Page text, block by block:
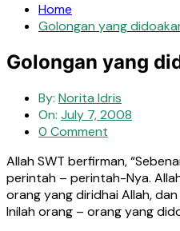
Home
Golongan yang
Golongan yang
By: Norita Idris
On: July 7, 2008
0 Comment
Allah SWT berfirman,
perintah – perintah-Nya.
orang yang diridhai Allah,
Inilah orang – orang yang